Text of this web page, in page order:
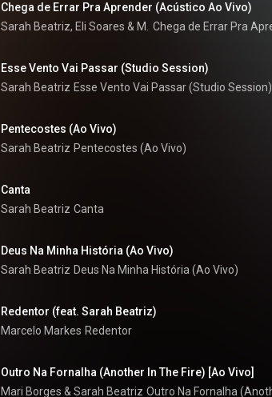
Chega de Errar Pra Aprender (Acústico Ao Vivo)
Sarah Beatriz, Eli Soares & Mauro Henrique
Esse Vento Vai Passar (Studio Session)
Sarah Beatriz Esse Vento Vai Passar (Studio Session)
Pentecostes (Ao Vivo)
Sarah Beatriz Pentecostes (Ao Vivo)
Canta
Sarah Beatriz Canta
Deus Na Minha História (Ao Vivo)
Sarah Beatriz Deus Na Minha História (Ao Vivo)
Redentor (feat. Sarah Beatriz)
Marcelo Markes Redentor
Outro Na Fornalha (Another In The Fire) [Ao Vivo]
Mari Borges & Sarah Beatriz